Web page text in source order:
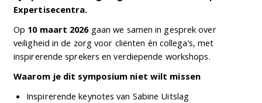
Expertisecentra.
Op 10 maart 2026gaan we samen in gesprek over
veiligheid in de zorg voor cliënten én collega’s, met
inspirerende sprekers en verdiepende workshops.
Waarom je dit symposium niet wilt missen
Inspirerende keynotes van Sabine Uitslag